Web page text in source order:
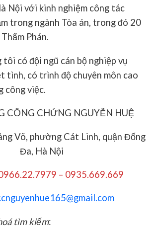
Nội với kinh nghiệm công tác
trong ngành Tòa án, trong đó 20
Phán.
tôi có đội ngũ cán bộ nghiệp vụ
tình, có trình độ chuyên môn cao
công việc.
CÔNG CHỨNG NGUYỄN HUỆ
Võ, phường Cát Linh, quận Đống
Đa, Hà Nội
– 0935.669.669
tìm kiếm: